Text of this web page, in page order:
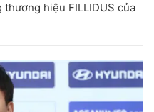
hiệu FILLIDUS của